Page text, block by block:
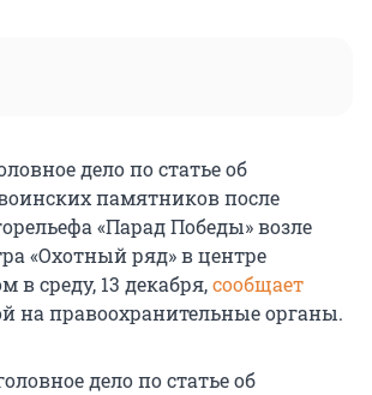
дело по статье об
памятников после
«Парад Победы» возле
«Охотный ряд» в центре
в среду, 13 декабря,сообщает
на правоохранительные органы.
дело по статье об